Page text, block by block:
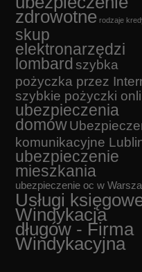
zdrowotne rodzaje
skup
elektronarzędzi
lombard szybka
pożyczka przez
szybkie pożyczki
ubezpieczenia
domów
komunikacyjne
ubezpieczenie
mieszkania
ubezpieczenie oc w
Usługi
Windykacja
długów - Firma
Windykacyjna